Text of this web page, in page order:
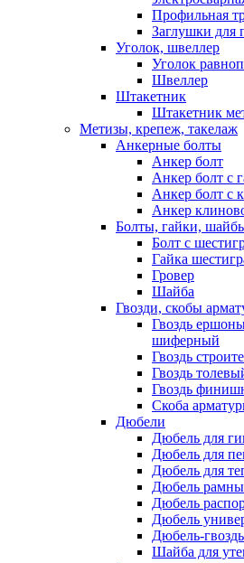
Профильная
Заглушки для
Уголок, швеллер
Уголок
Швеллер
Штакетник
Штакетник
Метизы, крепеж, такелаж
Анкерные болты
Анкер болт
Анкер болт с
Анкер болт с
Анкер
Болты, гайки,
Болт c
Гайка
Гровер
Шайба
Гвозди, скобы
Гвоздь
шиферный
Гвоздь
Гвоздь
Гвоздь
Скоба
Дюбели
Дюбель для
Дюбель для
Дюбель для
Дюбель
Дюбель
Дюбель
Дюбель-гвоздь
Шайба для